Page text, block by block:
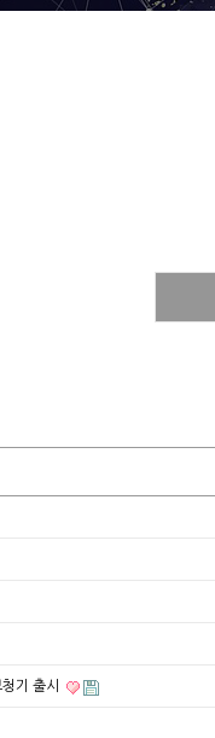
기 출시